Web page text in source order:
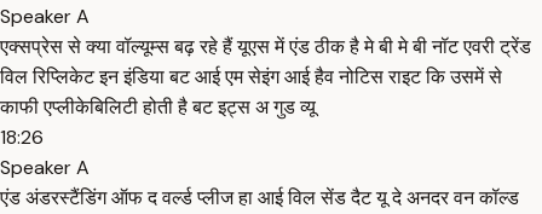
Speaker A
एक्सप्रेस से क्या वॉल्यूम्स बढ़ रहे हैं यूएस में एंड ठीक है मे बी मे बी नॉट एवरी ट्रेंड
विल रिप्लिकेट इन इंडिया बट आई एम सेइंग आई हैव नोटिस राइट कि उसमें से
काफी एप्लीकेबिलिटी होती है बट इट्स अ गुड व्यू
18:26
Speaker A
एंड अंडरस्टैंडिंग ऑफ द वर्ल्ड प्लीज हा आई विल सेंड दैट यू दे अनदर वन कॉल्ड